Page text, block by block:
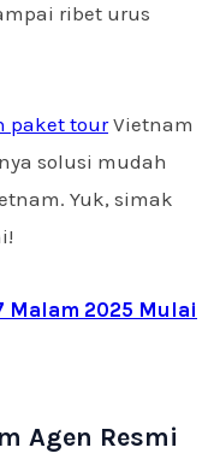
ribet urus
paket tourVietnam
solusi mudah
Yuk, simak
Malam 2025 Mulai
Agen Resmi